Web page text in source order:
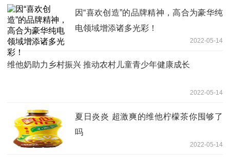
因“喜欢创造”的品牌精神，高合为豪华纯
电领域增添诸多光彩！
2022-05-14
维他奶助力乡村振兴 推动农村儿童青少年健康成长
2022-05-14
夏日炎炎 超激爽的维他柠檬茶你囤够了
吗
2022-05-14